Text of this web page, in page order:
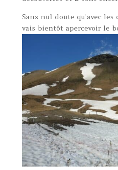
Sans nul doute qu’avec
vais bientôt apercevoir le